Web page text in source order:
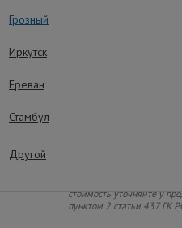
Информацию об условиях
внешнем виде товара
стоимость уточняйте у
пунктом 2 статьи 437 ГК
Грозный
Иркутск
Ереван
Стамбул
Другой